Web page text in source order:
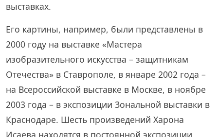
выставках.
Его картины, например, были представлены в
2000 году на выставке «Мастера
изобразительного искусства – защитникам
Отечества» в Ставрополе, в январе 2002 года –
на Всероссийской выставке в Москве, в ноябре
2003 года – в экспозиции Зональной выставки в
Краснодаре. Шесть произведений Харона